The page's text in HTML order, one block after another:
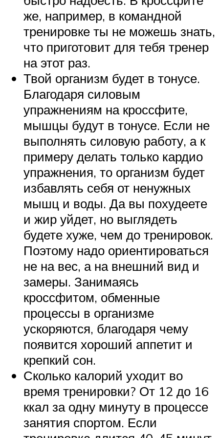
же, например, в командной
тренировке ты не можешь знать,
что приготовит для тебя тренер
на этот раз.
Твой организм будет в тонусе.
Благодаря силовым
упражнениям на кроссфите,
мышцы будут в тонусе. Если не
выполнять силовую работу, а к
примеру делать только кардио
упражнения, то организм будет
избавлять себя от ненужных
мышц и воды. Да вы похудеете
и жир уйдет, но выглядеть
будете хуже, чем до тренировок.
Поэтому надо ориентироваться
не на вес, а на внешний вид и
замеры. Занимаясь
кроссфитом, обменные
процессы в организме
ускоряются, благодаря чему
появится хороший аппетит и
крепкий сон.
Сколько калорий уходит во
время тренировки? От 12 до 16
ккал за одну минуту в процессе
занятия спортом. Если